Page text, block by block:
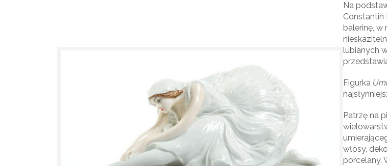
Na
Constantin
balerinę, w
lubianych
Figurka
Patrzę na
włosy,
porcelany.